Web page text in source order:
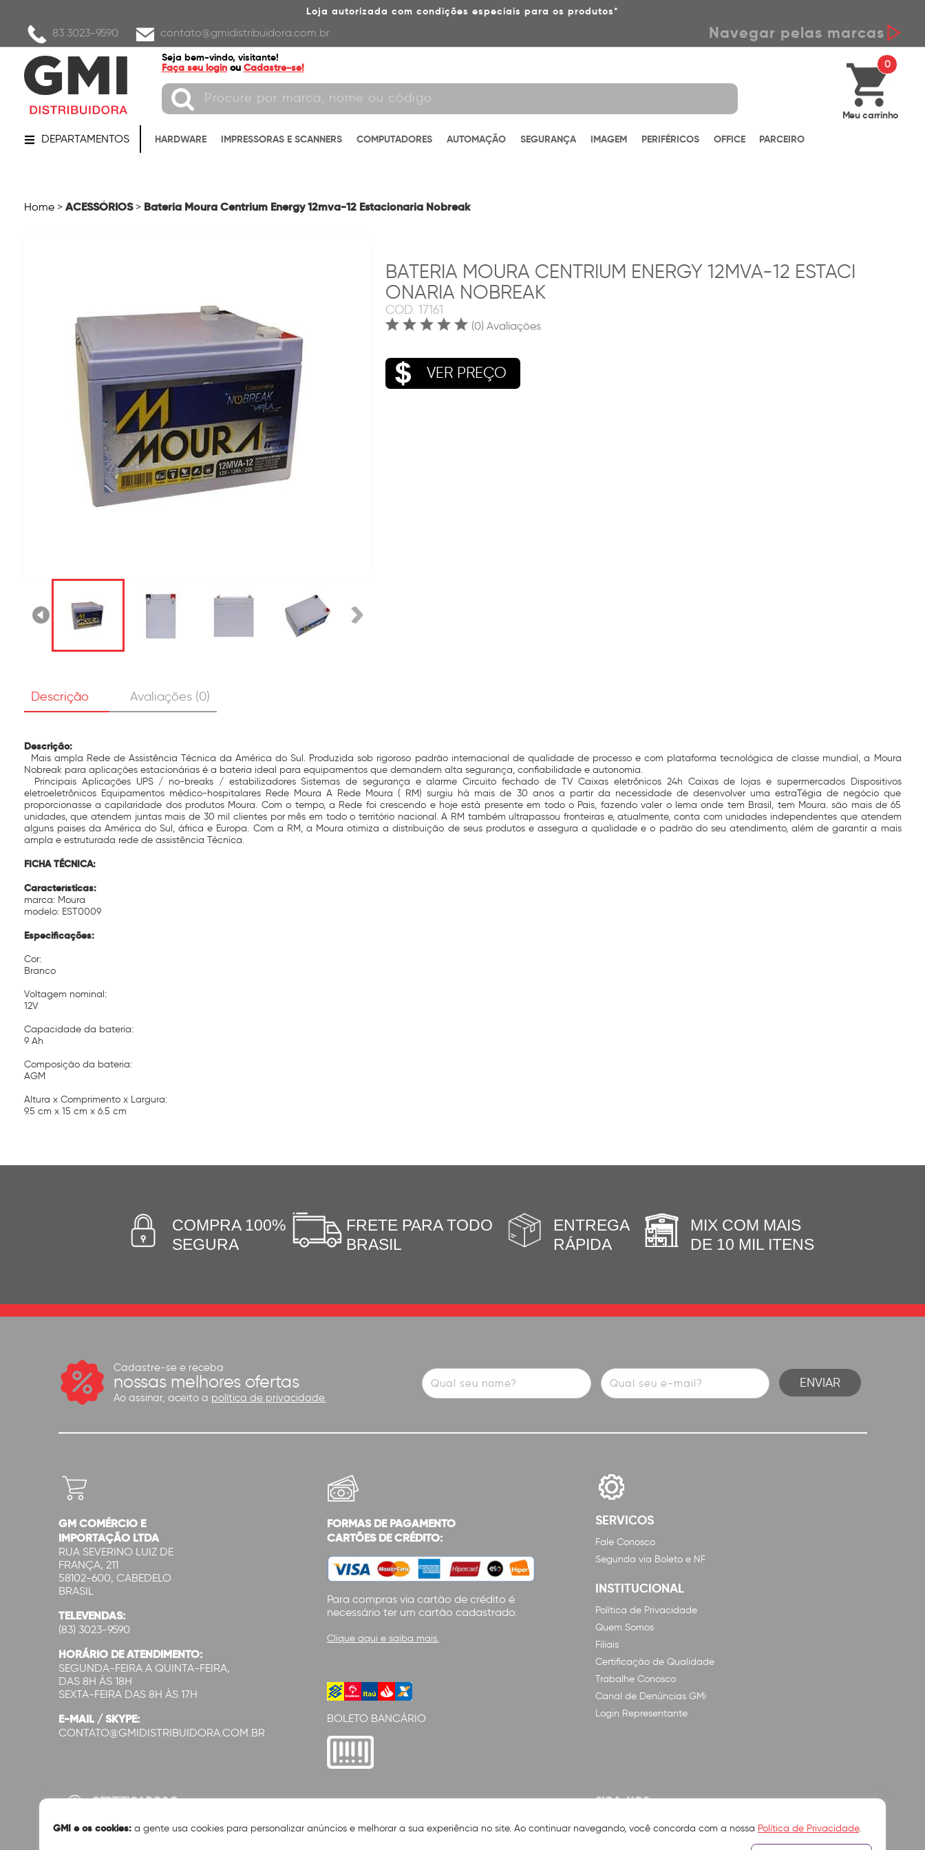
Loja autorizada com condições especiais para os produtos*
83 3023-9590 contato@gmidistribuidora.com.br Navegar pelas marcas
Seja bem-vindo, visitante!
Faça seu login ou Cadastre-se! 0
Meu carrinho
DEPARTAMENTOS HARDWARE IMPRESSORAS E SCANNERS COMPUTADORES AUTOMAÇÃO SEGURANÇA IMAGEM PERIFÉRICOS OFFICE PARCEIRO
Home > ACESSÓRIOS > Bateria Moura Centrium Energy 12mva-12 Estacionaria Nobreak
BATERIA MOURA CENTRIUM ENERGY 12MVA-12 ESTACI
ONARIA NOBREAK
COD. 17161
(0) Avaliações
VER PREÇO
Descrição Avaliações (0)
Descrição:
Mais ampla Rede de Assistência Técnica da América do Sul. Produzida sob rigoroso padrão internacional de qualidade de processo e com plataforma tecnológica de classe mundial, a Moura
Nobreak para aplicações estacionárias é a bateria ideal para equipamentos que demandem alta segurança, confiabilidade e autonomia.
Principais Aplicações UPS / no-breaks / estabilizadores Sistemas de segurança e alarme Circuito fechado de TV Caixas eletrônicos 24h Caixas de lojas e supermercados Dispositivos
eletroeletrônicos Equipamentos médico-hospitalares Rede Moura A Rede Moura ( RM) surgiu há mais de 30 anos a partir da necessidade de desenvolver uma estraTégia de negócio que
proporcionasse a capilaridade dos produtos Moura. Com o tempo, a Rede foi crescendo e hoje está presente em todo o Pais, fazendo valer o lema onde tem Brasil, tem Moura. são mais de 65
unidades, que atendem juntas mais de 30 mil clientes por mês em todo o território nacional. A RM também ultrapassou fronteiras e, atualmente, conta com unidades independentes que atendem
alguns paises da América do Sul, áfrica e Europa. Com a RM, a Moura otimiza a distribuição de seus produtos e assegura a qualidade e o padrão do seu atendimento, além de garantir a mais
ampla e estruturada rede de assistência Técnica.
FICHA TÉCNICA:
Características:
marca: Moura
modelo: EST0009
Especificações:
Cor:
Branco
Voltagem nominal:
12V
Capacidade da bateria:
9 Ah
Composição da bateria:
AGM
Altura x Comprimento x Largura:
9.5 cm x 15 cm x 6.5 cm
COMPRA 100%
SEGURA
FRETE PARA TODO
BRASIL
ENTREGA
RÁPIDA
MIX COM MAIS
DE 10 MIL ITENS
Cadastre-se e receba
nossas melhores ofertas
Ao assinar, aceito a política de privacidade.
GM COMÉRCIO E
IMPORTAÇÃO LTDA
RUA SEVERINO LUIZ DE
FRANÇA, 211
58102-600, CABEDELO
BRASIL
TELEVENDAS:
(83) 3023-9590
HORÁRIO DE ATENDIMENTO:
SEGUNDA-FEIRA A QUINTA-FEIRA,
DAS 8H ÀS 18H
SEXTA-FEIRA DAS 8H ÀS 17H
E-MAIL / SKYPE:
CONTATO@GMIDISTRIBUIDORA.COM.BR
FORMAS DE PAGAMENTO
CARTÕES DE CRÉDITO:
Para compras via cartão de crédito é
necessário ter um cartão cadastrado.
Clique aqui e saiba mais.
BOLETO BANCÁRIO
SERVICOS
Fale Conosco
Segunda via Boleto e NF
INSTITUCIONAL
Política de Privacidade
Quem Somos
Filiais
Certificação de Qualidade
Trabalhe Conosco
Canal de Denúncias GMi
Login Representante
CERTIFICADOS E
SIGA-NOS
GMI e os cookies: a gente usa cookies para personalizar anúncios e melhorar a sua experiência no site. Ao continuar navegando, você concorda com a nossa Política de Privacidade.